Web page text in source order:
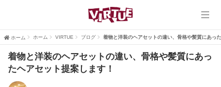
ホーム
VIRTUE
VIRTUE PLUS
ホーム ホーム VIRTUE ブログ 着物と洋装のヘアセットの違い、骨格や髪質にあっ
着物と洋装のヘアセットの違い、骨格や髪質にあっ
たヘアセット提案します！